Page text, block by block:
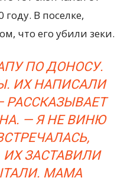
году. В поселке,
что его убили зеки.
ПО ДОНОСУ.
ИХ НАПИСАЛИ
РАССКАЗЫВАЕТ
— Я НЕ ВИНЮ
ИХ ЗАСТАВИЛИ
МАМА